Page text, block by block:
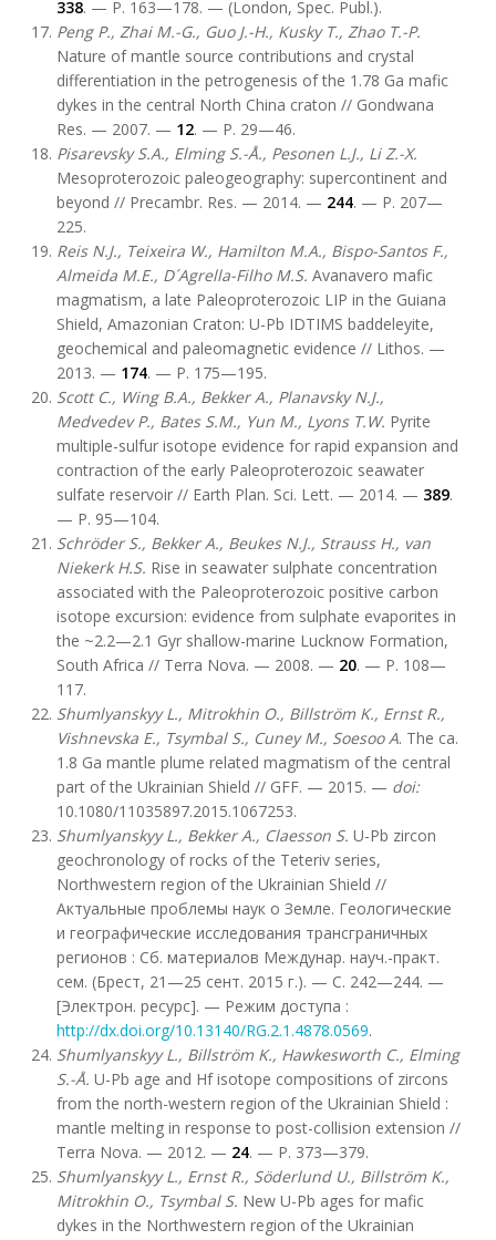
338. — P. 163—178. — (London, Spec. Publ.).
Peng P., Zhai M.-G., Guo J.-H., Kusky T., Zhao T.-P.
Nature of mantle source contributions and crystal
differentiation in the petrogenesis of the 1.78 Ga mafic
dykes in the central North China craton // Gondwana
Res. — 2007. — 12. — P. 29—46.
Pisarevsky S.A., Elming S.-Å., Pesonen L.J., Li Z.-X.
Mesoproterozoic paleogeography: supercontinent and
beyond // Precambr. Res. — 2014. — 244. — P. 207—
225.
Reis N.J., Teixeira W., Hamilton M.A., Bispo-Santos F.,
Almeida M.E., D´Agrella-Filho M.S. Avanavero mafic
magmatism, a late Paleoproterozoic LIP in the Guiana
Shield, Amazonian Craton: U-Pb IDTIMS baddeleyite,
geochemical and paleomagnetic evidence // Lithos. —
2013. — 174. — P. 175—195.
Scott C., Wing B.A., Bekker A., Planavsky N.J.,
Medvedev P., Bates S.M., Yun M., Lyons T.W. Pyrite
multiple-sulfur isotope evidence for rapid expansion and
contraction of the early Paleoproterozoic seawater
sulfate reservoir // Earth Plan. Sci. Lett. — 2014. — 389.
— P. 95—104.
Schröder S., Bekker A., Beukes N.J., Strauss H., van
Niekerk H.S. Rise in seawater sulphate concentration
associated with the Paleoproterozoic positive carbon
isotope excursion: evidence from sulphate evaporites in
the ~2.2—2.1 Gyr shallow-marine Lucknow Formation,
South Africa // Terra Nova. — 2008. — 20. — P. 108—
117.
Shumlyanskyy L., Mitrokhin O., Billström K., Ernst R.,
Vishnevska E., Tsymbal S., Cuney M., Soesoo A. The ca.
1.8 Ga mantle plume related magmatism of the central
part of the Ukrainian Shield // GFF. — 2015. — doi:
10.1080/11035897.2015.1067253.
Shumlyanskyy L., Bekker A., Claesson S. U-Pb zircon
geochronology of rocks of the Teteriv series,
Northwestern region of the Ukrainian Shield //
Актуальные проблемы наук о Земле. Геологические
и географические исследования трансграничных
регионов : Сб. материалов Междунар. науч.-практ.
сем. (Брест, 21—25 сент. 2015 г.). — C. 242—244. —
[Электрон. ресурс]. — Режим доступа :
http://dx.doi.org/10.13140/RG.2.1.4878.0569.
Shumlyanskyy L., Billström K., Hawkesworth C., Elming
S.-Å. U-Pb age and Hf isotope compositions of zircons
from the north-western region of the Ukrainian Shield :
mantle melting in response to post-collision extension //
Terra Nova. — 2012. — 24. — P. 373—379.
Shumlyanskyy L., Ernst R., Söderlund U., Billström K.,
Mitrokhin O., Tsymbal S. New U-Pb ages for mafic
dykes in the Northwestern region of the Ukrainian